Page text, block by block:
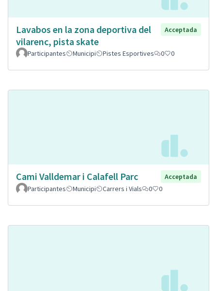
Lavabos en la zona deportiva del
vilarenc, pista skate
Acceptada
Participantes Municipi Pistes Esportives 0 0
Cami Valldemar i Calafell Parc
Acceptada
Participantes
Municipi Carrers i Vials 0 0